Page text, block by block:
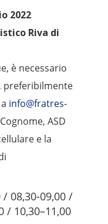
2022
Riva di
è necessario
preferibilmente
info@fratres-
ASD
e la
/ 08,30-09,00 /
/ 10,30–11,00